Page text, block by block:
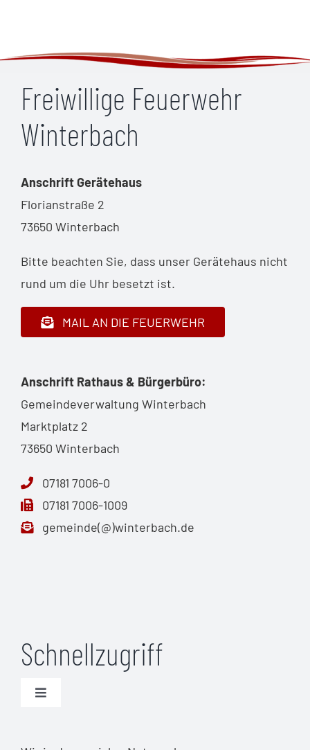
Freiwillige Feuerwehr
Winterbach
Anschrift Gerätehaus
Florianstraße 2
73650 Winterbach
Bitte beachten Sie, dass unser Gerätehaus nicht
rund um die Uhr besetzt ist.
MAIL AN DIE FEUERWEHR
Anschrift Rathaus & Bürgerbüro:
Gemeindeverwaltung Winterbach
Marktplatz 2
73650 Winterbach
07181 7006-0
07181 7006-1009
gemeinde(@)winterbach.de
Schnellzugriff
Toggle